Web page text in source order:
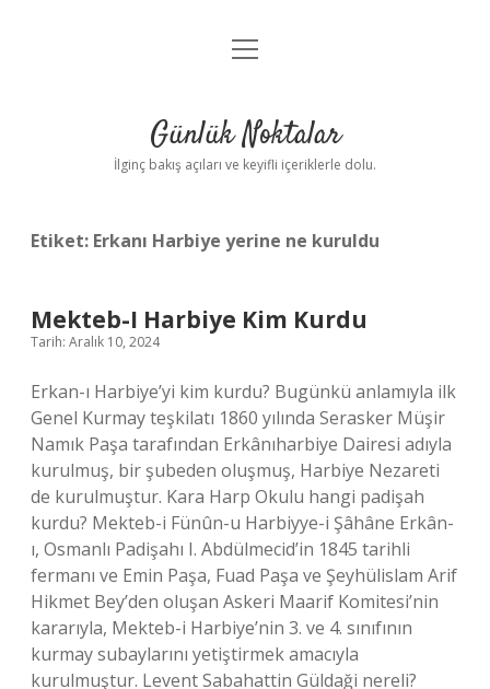
Anasayfa
Yasal Uyarı
menüyü
Günlük Noktalar
İlginç bakış açıları ve keyifli içeriklerle dolu.
Etiket: Erkanı Harbiye yerine ne kuruldu
Mekteb-I Harbiye Kim Kurdu
Tarih: Aralık 10, 2024
Erkan-ı Harbiye’yi kim kurdu? Bugünkü anlamıyla ilk
Genel Kurmay teşkilatı 1860 yılında Serasker Müşir
Namık Paşa tarafından Erkânıharbiye Dairesi adıyla
kurulmuş, bir şubeden oluşmuş, Harbiye Nezareti
de kurulmuştur. Kara Harp Okulu hangi padişah
kurdu? Mekteb-i Fünûn-u Harbiyye-i Şâhâne Erkân-
ı, Osmanlı Padişahı I. Abdülmecid’in 1845 tarihli
fermanı ve Emin Paşa, Fuad Paşa ve Şeyhülislam Arif
Hikmet Bey’den oluşan Askeri Maarif Komitesi’nin
kararıyla, Mekteb-i Harbiye’nin 3. ve 4. sınıfının
kurmay subaylarını yetiştirmek amacıyla
kurulmuştur. Levent Sabahattin Güldaği nereli?